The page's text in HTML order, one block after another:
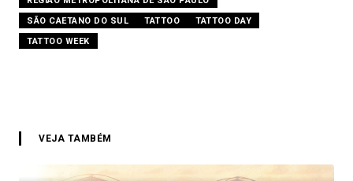
SÃO CAETANO DO SUL
TATTOO
TATTOO DAY
TATTOO WEEK
VEJA TAMBÉM